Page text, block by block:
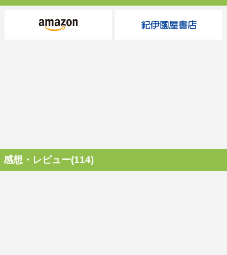
感想・レビュー(114)